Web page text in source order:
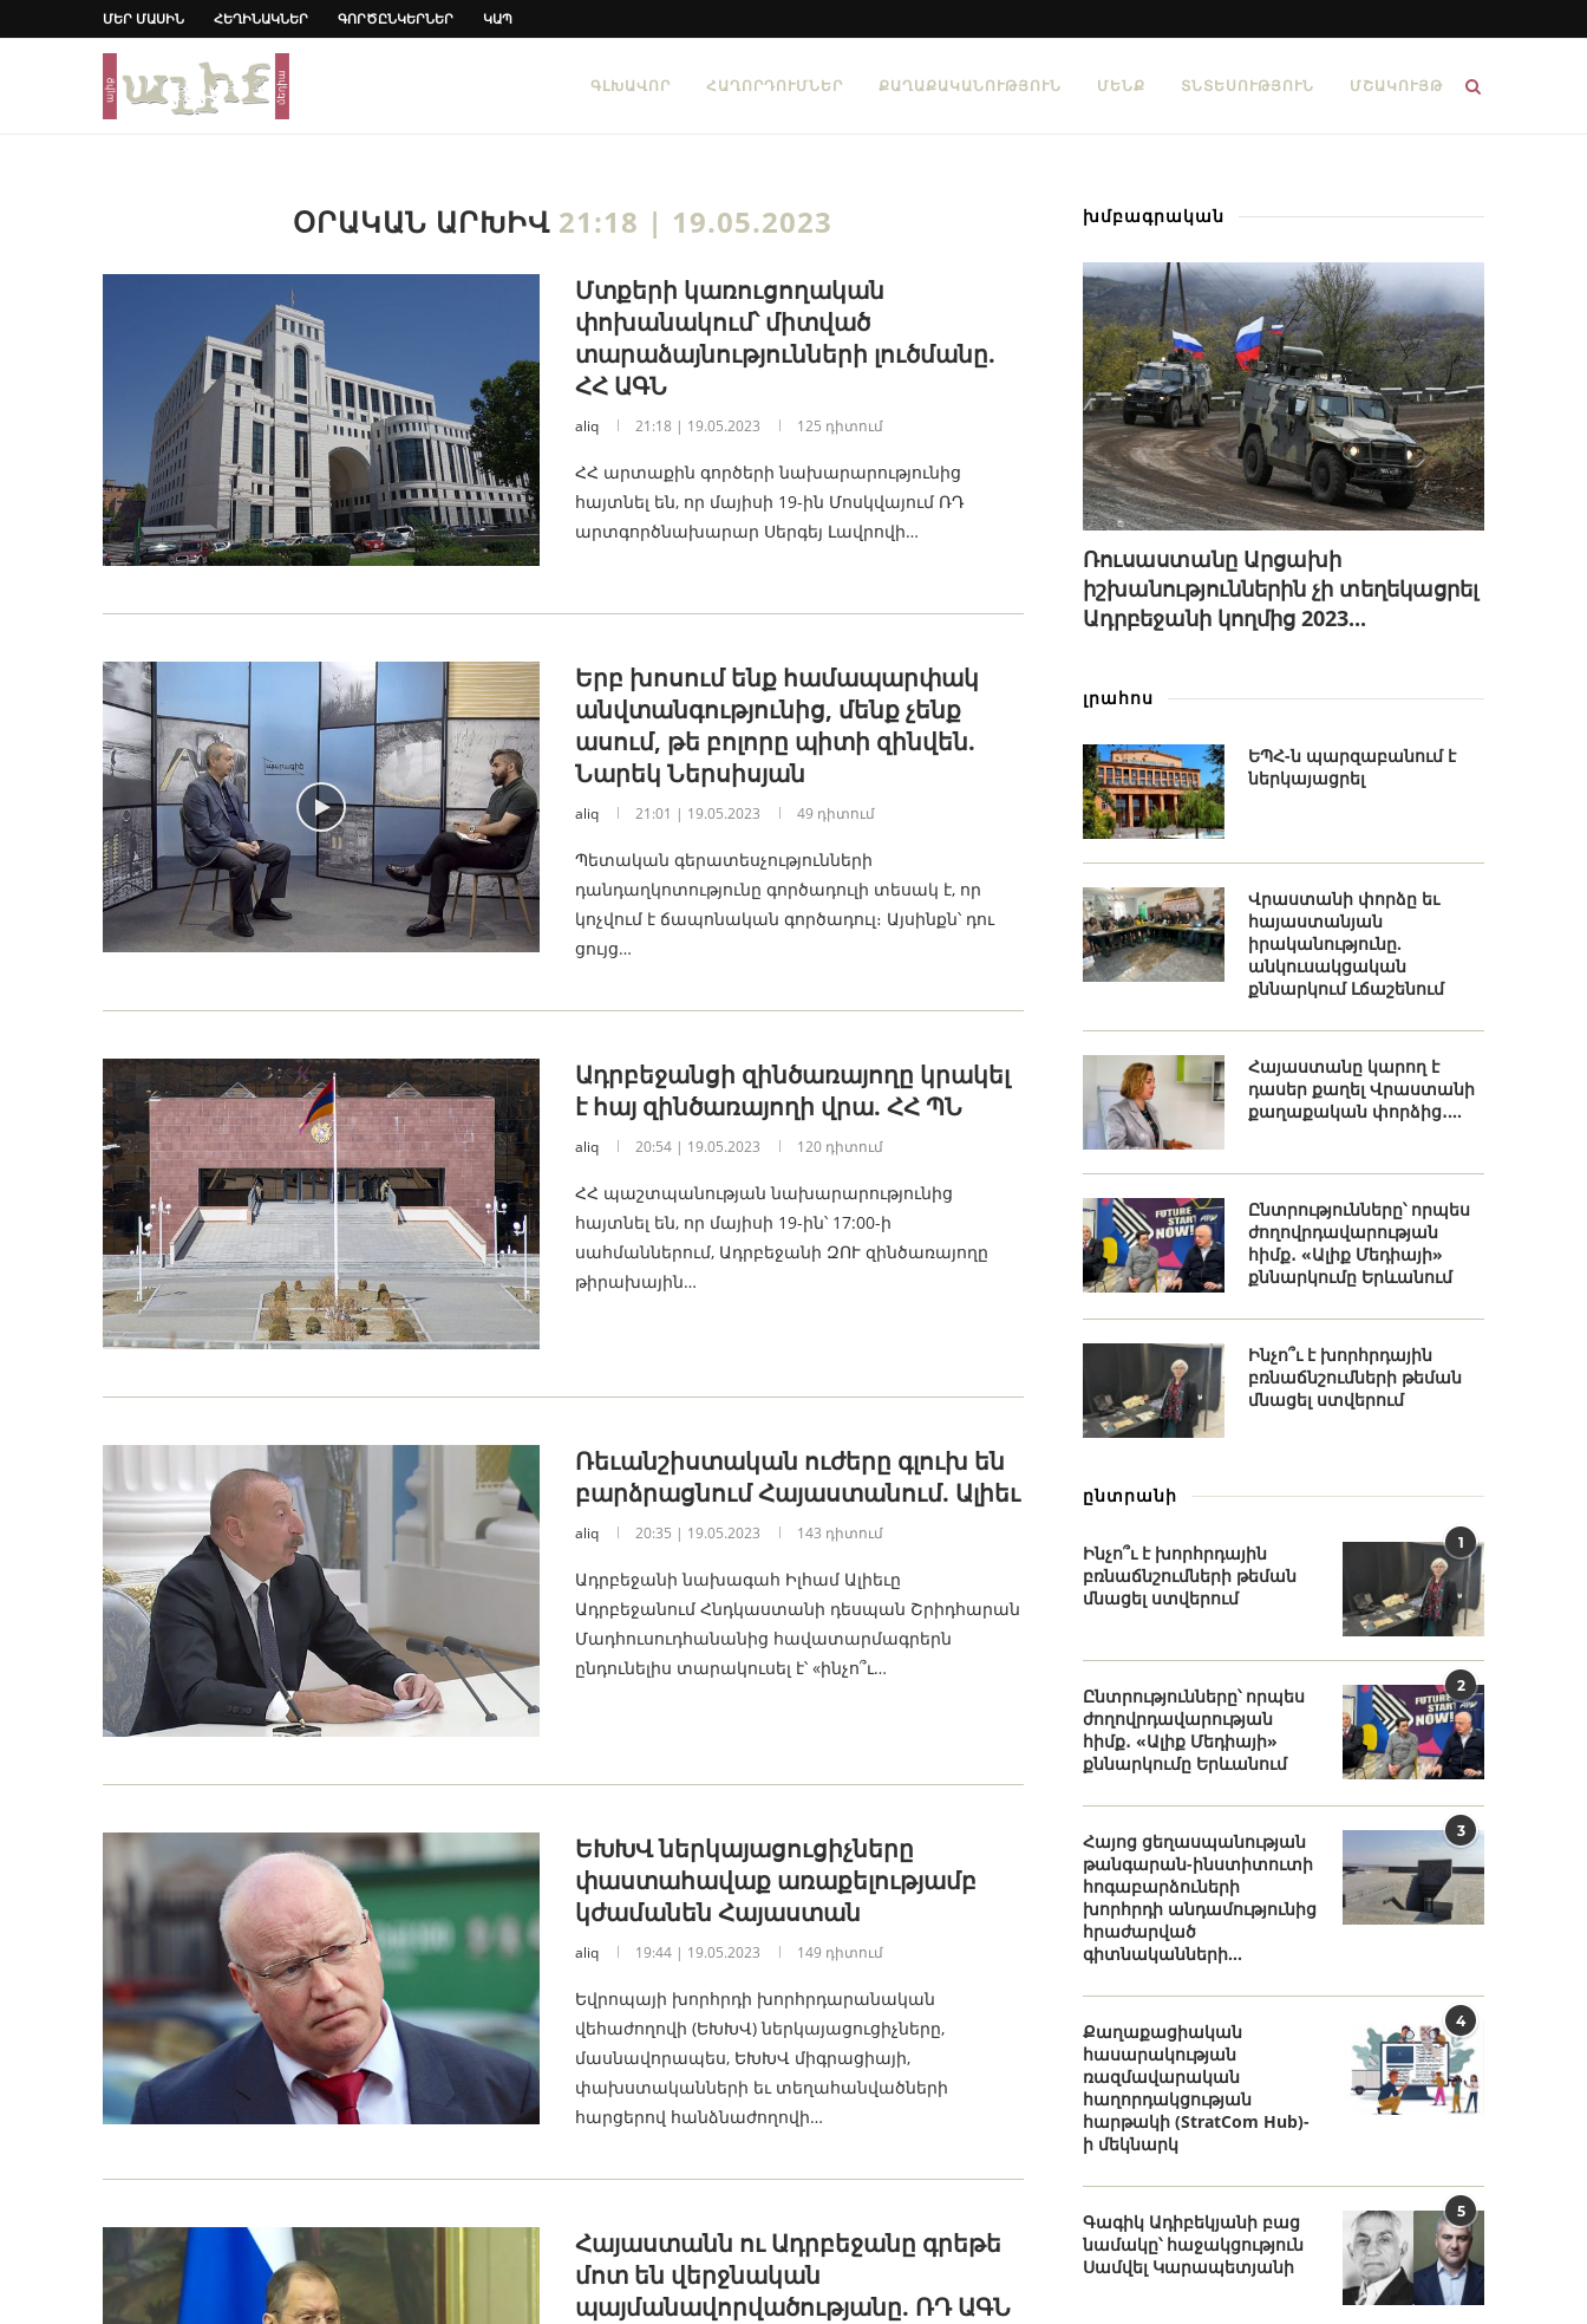
ՄԵՐ ՄԱՍԻՆ ՀԵՂԻՆԱԿՆԵՐ ԳՈՐԾԸՆԿԵՐՆԵՐ ԿԱՊ
ԳԼԽԱՎՈՐ ՀԱՂՈՐԴՈՒՄՆԵՐ ՔԱՂԱՔԱԿԱՆՈՒԹՅՈՒՆ ՄԵՆՔ ՏՆՏԵՍՈՒԹՅՈՒՆ ՄՇԱԿՈՒՅԹ
ՕՐԱԿԱՆ ԱՐԽԻՎ 21:18 | 19.05.2023
Մտքերի կառուցողական
փոխանակում՝ միտված
տարաձայնությունների լուծմանը.
ՀՀ ԱԳՆ
aliq 21:18 | 19.05.2023 125 դիտում
ՀՀ արտաքին գործերի նախարարությունից
հայտնել են, որ մայիսի 19-ին Մոսկվայում ՌԴ
արտգործնախարար Սերգեյ Լավրովի…
Երբ խոսում ենք համապարփակ
անվտանգությունից, մենք չենք
ասում, թե բոլորը պիտի զինվեն.
Նարեկ Ներսիսյան
aliq 21:01 | 19.05.2023 49 դիտում
Պետական գերատեսչությունների
դանդաղկոտությունը գործադուլի տեսակ է, որ
կոչվում է ճապոնական գործադուլ։ Այսինքն՝ դու
ցույց…
Ադրբեջանցի զինծառայողը կրակել
է հայ զինծառայողի վրա. ՀՀ ՊՆ
aliq 20:54 | 19.05.2023 120 դիտում
ՀՀ պաշտպանության նախարարությունից
հայտնել են, որ մայիսի 19-ին՝ 17:00-ի
սահմաններում, Ադրբեջանի ԶՈՒ զինծառայողը
թիրախային…
Ռեւանշիստական ուժերը գլուխ են
բարձրացնում Հայաստանում. Ալիեւ
aliq 20:35 | 19.05.2023 143 դիտում
Ադրբեջանի նախագահ Իլհամ Ալիեւը
Ադրբեջանում Հնդկաստանի դեսպան Շրիդհարան
Մադհուսուդհանանից հավատարմագրերն
ընդունելիս տարակուսել է՝ «ինչո՞ւ…
ԵԽԽՎ ներկայացուցիչները
փաստահավաք առաքելությամբ
կժամանեն Հայաստան
aliq 19:44 | 19.05.2023 149 դիտում
Եվրոպայի խորհրդի խորհրդարանական
վեհաժողովի (ԵԽԽՎ) ներկայացուցիչները,
մասնավորապես, ԵԽԽՎ միգրացիայի,
փախստականների եւ տեղահանվածների
հարցերով հանձնաժողովի…
Հայաստանն ու Ադրբեջանը գրեթե
մոտ են վերջնական
պայմանավորվածությանը. ՌԴ ԱԳՆ
խմբագրական
Ռուսաստանը Արցախի
իշխանություններին չի տեղեկացրել
Ադրբեջանի կողմից 2023...
լրահոս
ԵՊՀ-ն պարզաբանում է
ներկայացրել
Վրաստանի փորձը եւ
հայաստանյան
իրականությունը.
անկուսակցական
քննարկում Լճաշենում
Հայաստանը կարող է
դասեր քաղել Վրաստանի
քաղաքական փորձից․...
Ընտրությունները՝ որպես
ժողովրդավարության
հիմք․ «Ալիք Մեդիայի»
քննարկումը Երևանում
Ինչո՞ւ է խորհրդային
բռնաճնշումների թեման
մնացել ստվերում
ընտրանի
1
Ինչո՞ւ է խորհրդային
բռնաճնշումների թեման
մնացել ստվերում
2
Ընտրությունները՝ որպես
ժողովրդավարության
հիմք․ «Ալիք Մեդիայի»
քննարկումը Երևանում
3
Հայոց ցեղասպանության
թանգարան-ինստիտուտի
հոգաբարձուների
խորհրդի անդամությունից
հրաժարված
գիտնականների...
4
Քաղաքացիական
հասարակության
ռազմավարական
հաղորդակցության
հարթակի (StratCom Hub)-
ի մեկնարկ
5
Գագիկ Ադիբեկյանի բաց
նամակը՝ հաջակցություն
Սամվել Կարապետյանի